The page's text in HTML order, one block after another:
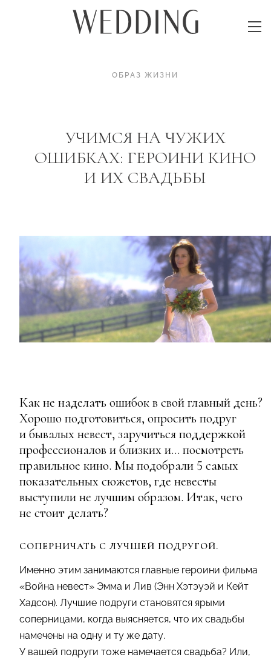
ОБРАЗ ЖИЗНИ
УЧИМСЯ НА ЧУЖИХ
ОШИБКАХ: ГЕРОИНИ КИНО
И ИХ СВАДЬБЫ
Как не наделать ошибок в свой главный день?
Хорошо подготовиться, опросить подруг
и бывалых невест, заручиться поддержкой
профессионалов и близких и… посмотреть
правильное кино. Мы подобрали 5 самых
показательных сюжетов, где невесты
выступили не лучшим образом. Итак, чего
не стоит делать?
СОПЕРНИЧАТЬ С ЛУЧШЕЙ ПОДРУГОЙ.
Именно этим занимаются главные героини фильма
«Война невест» Эмма и Лив (Энн Хэтэуэй и Кейт
Хадсон). Лучшие подруги становятся ярыми
соперницами, когда выясняется, что их свадьбы
намечены на одну и ту же дату.
У вашей подруги тоже намечается свадьба? Или,